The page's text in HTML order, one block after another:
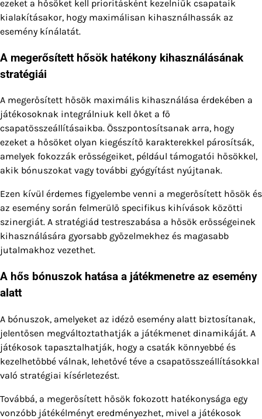
ezeket a hősöket kell prioritásként kezelniük csapataik
kialakításakor, hogy maximálisan kihasználhassák az
esemény kínálatát.
A megerősített hősök hatékony kihasználásának
stratégiái
A megerősített hősök maximális kihasználása érdekében a
játékosoknak integrálniuk kell őket a fő
csapatösszeállításaikba. Összpontosítsanak arra, hogy
ezeket a hősöket olyan kiegészítő karakterekkel párosítsák,
amelyek fokozzák erősségeiket, például támogatói hősökkel,
akik bónuszokat vagy további gyógyítást nyújtanak.
Ezen kívül érdemes figyelembe venni a megerősített hősök és
az esemény során felmerülő specifikus kihívások közötti
szinergiát. A stratégiád testreszabása a hősök erősségeinek
kihasználására gyorsabb győzelmekhez és magasabb
jutalmakhoz vezethet.
A hős bónuszok hatása a játékmenetre az esemény
alatt
A bónuszok, amelyeket az idéző esemény alatt biztosítanak,
jelentősen megváltoztathatják a játékmenet dinamikáját. A
játékosok tapasztalhatják, hogy a csaták könnyebbé és
kezelhetőbbé válnak, lehetővé téve a csapatösszeállításokkal
való stratégiai kísérletezést.
Továbbá, a megerősített hősök fokozott hatékonysága egy
vonzóbb játékélményt eredményezhet, mivel a játékosok